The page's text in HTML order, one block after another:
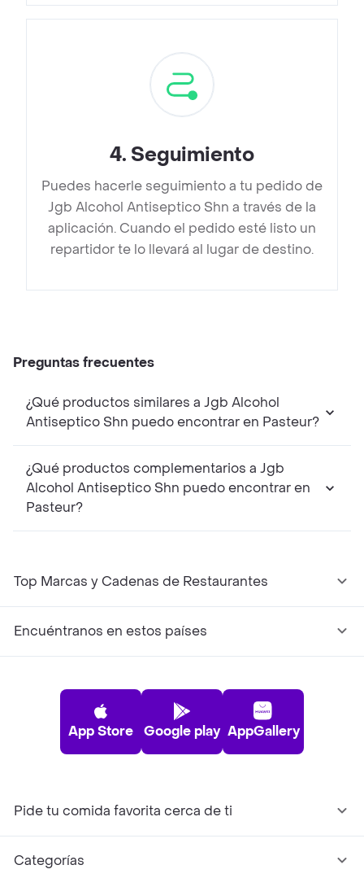
4. Seguimiento
Puedes hacerle seguimiento a tu pedido de
Jgb Alcohol Antiseptico Shn a través de la
aplicación. Cuando el pedido esté listo un
repartidor te lo llevará al lugar de destino.
Preguntas frecuentes
¿Qué productos similares a Jgb Alcohol
Antiseptico Shn puedo encontrar en Pasteur?
¿Qué productos complementarios a Jgb
Alcohol Antiseptico Shn puedo encontrar en
Pasteur?
Top Marcas y Cadenas de Restaurantes
Encuéntranos en estos países
App Store Google play AppGallery
Pide tu comida favorita cerca de ti
Categorías